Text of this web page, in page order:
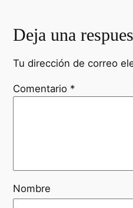
Deja una
Tu dirección de correo
Comentario *
Nombre